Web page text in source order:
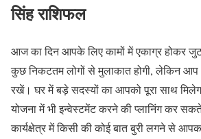
सिंह राशिफल
आज का दिन आपके लिए कामों में एकाग्र होकर
कुछ निकटतम लोगों से मुलाकात होगी, लेकिन आप
रखें। घर में बड़े सदस्यों का आपको पूरा साथ
योजना में भी इन्वेस्टमेंट करने की प्लानिंग कर
कार्यक्षेत्र में किसी की कोई बात बुरी लगने से